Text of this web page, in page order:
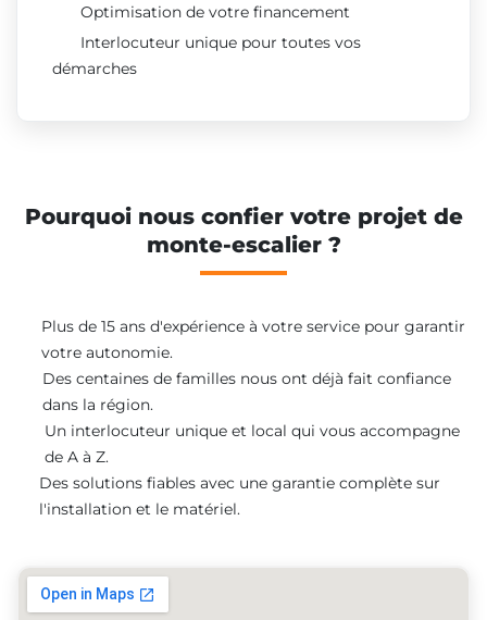
Optimisation de votre financement
Interlocuteur unique pour toutes vos
démarches
Pourquoi nous confier votre projet de
monte-escalier ?
Plus de 15 ans d'expérience à votre service pour garantir
votre autonomie.
Des centaines de familles nous ont déjà fait confiance
dans la région.
Un interlocuteur unique et local qui vous accompagne
de A à Z.
Des solutions fiables avec une garantie complète sur
l'installation et le matériel.